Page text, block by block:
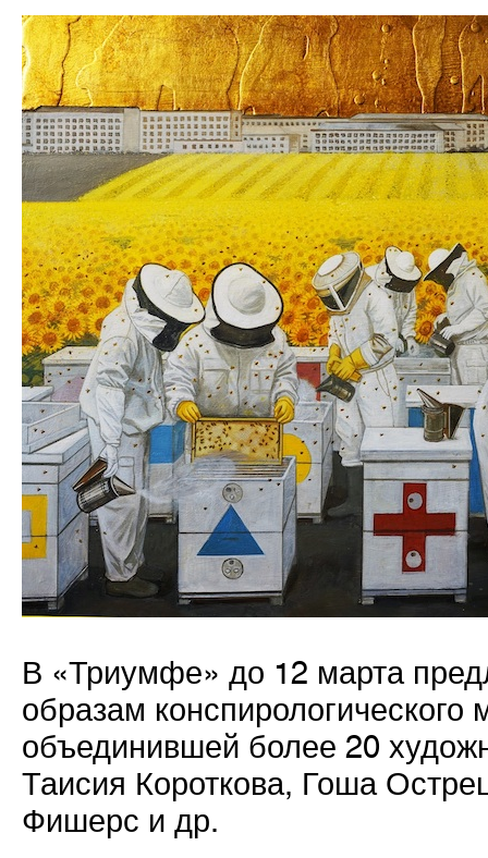
В «Триумфе» до 12 марта
образам
объединившей более 20
Таисия Короткова, Гоша
Фишерс и др.